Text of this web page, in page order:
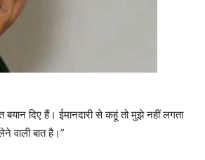
दिए हैं। ईमानदारी से कहूं तो मुझे नहीं लगता
वाली बात है।”